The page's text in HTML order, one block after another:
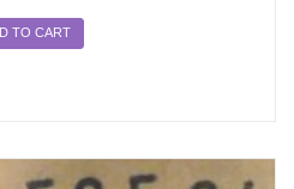
TO CART